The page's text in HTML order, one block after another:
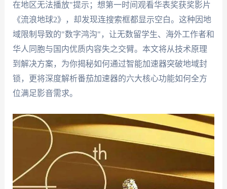
在地区无法播放"提示；想第一时间观看华表奖获奖影片
《流浪地球2》，却发现连搜索框都显示空白。这种因地
域限制导致的"数字鸿沟"，让无数留学生、海外工作者和
华人同胞与国内优质内容失之交臂。本文将从技术原理
到解决方案，为你揭秘如何通过智能加速器突破地域封
锁，更将深度解析番茄加速器的六大核心功能如何全方
位满足影音需求。